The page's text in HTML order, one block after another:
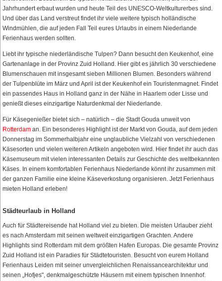
Jahrhundert erbaut wurden und heute Teil des UNESCO-Weltkulturerbes sind.
Und über das Land verstreut findet ihr viele weitere typisch holländische
Windmühlen, die auf jeden Fall Teil eures Urlaubs in einem Niederlande
Ferienhaus werden sollten.
Liebt ihr typische niederländische Tulpen? Dann besucht den Keukenhof, eine
Gartenanlage in der Provinz Zuid Holland. Hier gibt es jährlich 30 verschiedene
Blumenschauen mit insgesamt sieben Millionen Blumen. Besonders während
der Tulpenblüte im März und April ist der Keukenhof ein Touristenmagnet. Findet
ein passendes Haus in Holland ganz in der Nähe in Haarlem oder Lisse und
genießt dieses einzigartige Naturdenkmal der Niederlande.
Für Käsegenießer bietet sich – natürlich – die Stadt Gouda unweit von
Rotterdam an. Ein besonderes Highlight ist der Markt von Gouda, auf dem jeden
Donnerstag im Sommerhalbjahr eine unglaubliche Vielzahl von verschiedenen
Käsesorten und vielen weiteren Artikeln angeboten wird. Hier findet ihr auch das
Käsemuseum mit vielen interessanten Details zur Geschichte des weltbekannten
Käses. In einem komfortablen Ferienhaus Niederlande könnt ihr zusammen mit
der ganzen Familie eine kleine Käseverkostung organisieren. Jetzt Ferienhaus
mieten Holland erleben!
Städteurlaub in Holland
Auch für Städtereisende hat Holland viel zu bieten. Die meisten Urlauber zieht
es nach Amsterdam mit seinen weltweit einzigartigen Grachten. Andere
Highlights sind Rotterdam mit dem größten Hafen Europas. Die gesamte Provinz
Zuid Holland ist ein Paradies für Städtetouristen. Besucht von eurem Holland
Ferienhaus Leiden mit seiner unvergleichlichen Renaissancearchitektur und
seinen „Hofjes", denkmalgeschützte Häusern mit einem typischen Innenhof.